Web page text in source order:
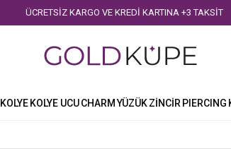
ÜCRETSİZ KARGO VE KREDİ KARTINA +3 TAKSİT
KOLYEKOLYE UCUCHARMYÜZÜKZİNCİR PIERCING